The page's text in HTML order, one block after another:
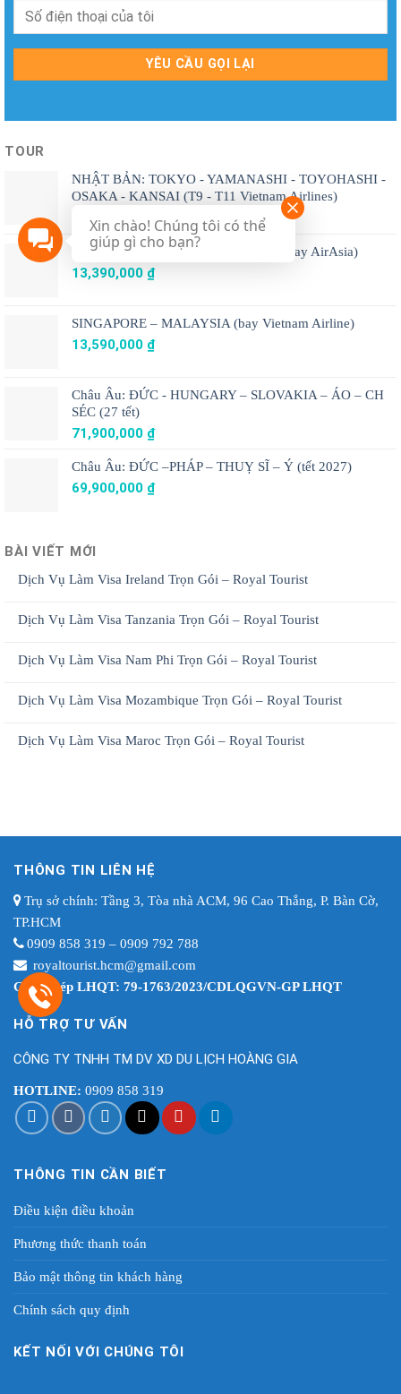
TOUR
NHẬT BẢN: TOKYO - YAMANASHI - TOYOHASHI -
OSAKA - KANSAI (T9 - T11 Vietnam Airlines)
39,888,000 ₫
THÁI LAN: BANGKOK - PATTAYA (Bay AirAsia)
13,390,000 ₫
SINGAPORE – MALAYSIA (bay Vietnam Airline)
13,590,000 ₫
Châu Âu: ĐỨC - HUNGARY – SLOVAKIA – ÁO – CH
SÉC (27 tết)
71,900,000 ₫
Châu Âu: ĐỨC –PHÁP – THUỴ SĨ – Ý (tết 2027)
69,900,000 ₫
BÀI VIẾT MỚI
Dịch Vụ Làm Visa Ireland Trọn Gói – Royal Tourist
Dịch Vụ Làm Visa Tanzania Trọn Gói – Royal Tourist
Dịch Vụ Làm Visa Nam Phi Trọn Gói – Royal Tourist
Dịch Vụ Làm Visa Mozambique Trọn Gói – Royal Tourist
Dịch Vụ Làm Visa Maroc Trọn Gói – Royal Tourist
THÔNG TIN LIÊN HỆ
Trụ sở chính: Tầng 3, Tòa nhà ACM, 96 Cao Thắng, P. Bàn Cờ,
TP.HCM
0909 858 319 – 0909 792 788
royaltourist.hcm@gmail.com
Giấy phép LHQT: 79-1763/2023/CDLQGVN-GP LHQT
HỖ TRỢ TƯ VẤN
CÔNG TY TNHH TM DV XD DU LỊCH HOÀNG GIA
HOTLINE: 0909 858 319
THÔNG TIN CẦN BIẾT
Điều kiện điều khoản
Phương thức thanh toán
Bảo mật thông tin khách hàng
Chính sách quy định
KẾT NỐI VỚI CHÚNG TÔI
Xin chào! Chúng tôi có thể
giúp gì cho bạn?